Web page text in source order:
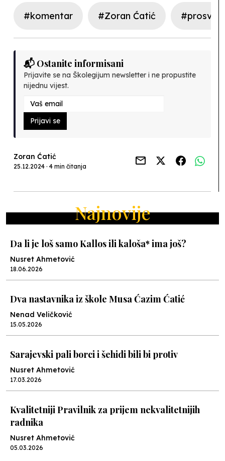
#komentar #Zoran Ćatić
📬 Ostanite informisani
Prijavite se na Školegijum newsletter i ne propustite
nijednu vijest.
Prijavi se
Zoran Ćatić
25.12.2024 · 4 min čitanja
Najnovije
Da li je loš samo Kallos ili kaloša* ima još?
Nusret Ahmetović
18.06.2026
Dva nastavnika iz škole Musa Ćazim Ćatić
Nenad Veličković
15.05.2026
Sarajevski pali borci i šehidi bili bi protiv
Nusret Ahmetović
17.03.2026
Kvalitetniji Pravilnik za prijem nekvalitetnijih
radnika
Nusret Ahmetović
05.03.2026